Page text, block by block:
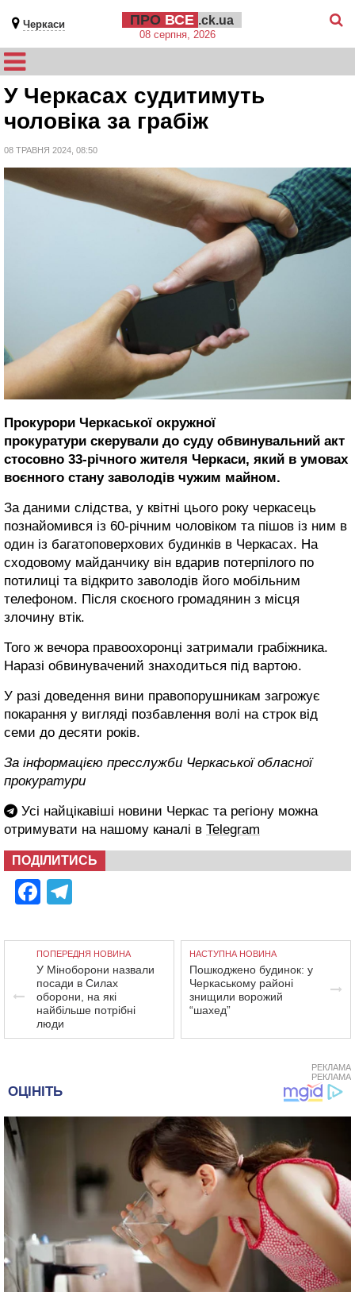
Черкаси ПРО ВСЕ .ck.ua
08 серпня, 2026
У Черкасах судитимуть
чоловіка за грабіж
08 ТРАВНЯ 2024, 08:50
Прокурори Черкаської окружної
прокуратури скерували до суду обвинувальний акт
стосовно 33-річного жителя Черкаси, який в умовах
воєнного стану заволодів чужим майном.
За даними слідства, у квітні цього року черкасець
познайомився із 60-річним чоловіком та пішов із ним в
один із багатоповерхових будинків в Черкасах. На
сходовому майданчику він вдарив потерпілого по
потилиці та відкрито заволодів його мобільним
телефоном. Після скоєного громадянин з місця
злочину втік.
Того ж вечора правоохоронці затримали грабіжника.
Наразі обвинувачений знаходиться під вартою.
У разі доведення вини правопорушникам загрожує
покарання у вигляді позбавлення волі на строк від
семи до десяти років.
За інформацією пресслужби Черкаської обласної
прокуратури
Усі найцікавіші новини Черкас та регіону можна
отримувати на нашому каналі в Telegram
ПОДІЛИТИСЬ
Facebook
ПОПЕРЕДНЯ НОВИНА
У Міноборони назвали
посади в Силах
оборони, на які
найбільше потрібні
люди
НАСТУПНА НОВИНА
Пошкоджено будинок: у
Черкаському районі
знищили ворожий
“шахед”
РЕКЛАМА
РЕКЛАМА